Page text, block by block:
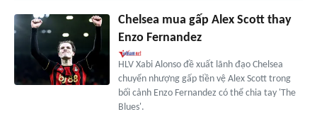
Chelsea mua gấp Alex Scott thay
Enzo Fernandez
HLV Xabi Alonso đề xuất lãnh đạo Chelsea
chuyển nhượng gấp tiền vệ Alex Scott trong
bối cảnh Enzo Fernandez có thể chia tay 'The
Blues'.